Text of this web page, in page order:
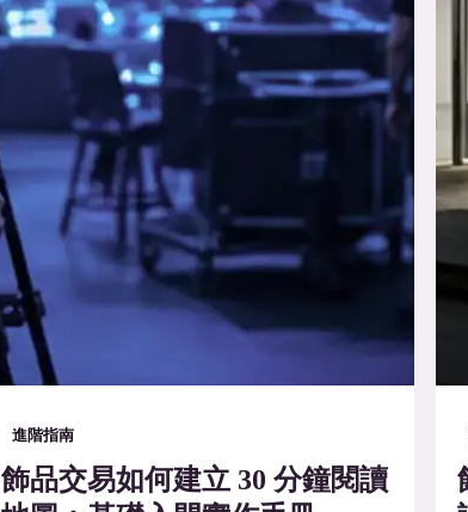
進階指南
飾品交易如何建立 30 分鐘閱讀